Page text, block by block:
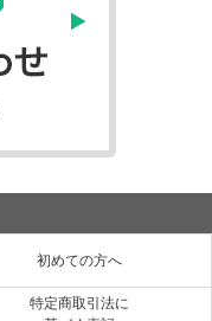
初めての方へ
特定商取引法に